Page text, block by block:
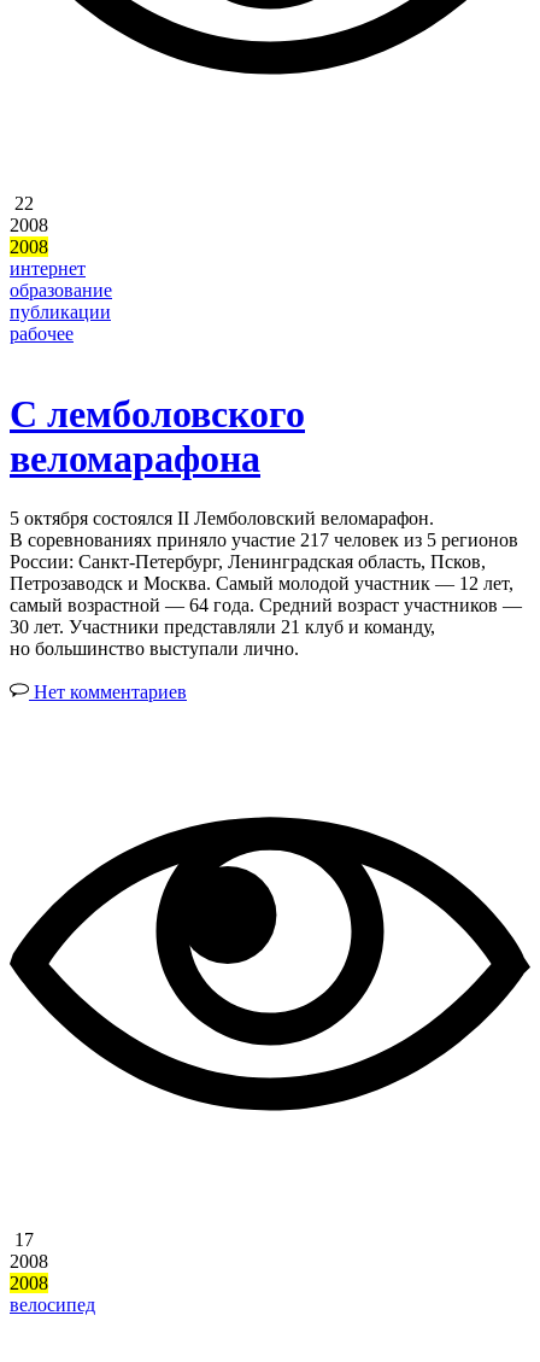
22
2008
2008
интернет
образование
публикации
рабочее
С лемболовского
веломарафона
5 октября состоялся II Лемболовский веломарафон.
В соревнованиях приняло участие 217 человек из 5 регионов
России: Санкт-Петербург, Ленинградская область, Псков,
Петрозаводск и Москва. Самый молодой участник — 12 лет,
самый возрастной — 64 года. Средний возраст участников —
30 лет. Участники представляли 21 клуб и команду,
но большинство выступали лично.
Нет комментариев
17
2008
2008
велосипед